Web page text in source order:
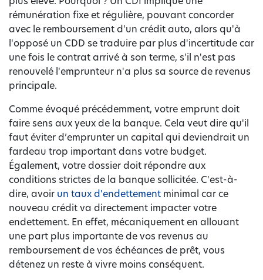
rémunération fixe et régulière, pouvant concorder
avec le remboursement d'un crédit auto, alors qu'à
l'opposé un CDD se traduire par plus d'incertitude car
une fois le contrat arrivé à son terme, s'il n'est pas
renouvelé l'emprunteur n'a plus sa source de revenus
principale.
Comme évoqué précédemment, votre emprunt doit
faire sens aux yeux de la banque. Cela veut dire qu'il
faut éviter d’emprunter un capital qui deviendrait un
fardeau trop important dans votre budget.
Également, votre dossier doit répondre aux
conditions strictes de la banque sollicitée. C'est-à-
dire, avoir un taux d'endettement minimal car ce
nouveau crédit va directement impacter votre
endettement. En effet, mécaniquement en allouant
une part plus importante de vos revenus au
remboursement de vos échéances de prêt, vous
détenez un reste à vivre moins conséquent.